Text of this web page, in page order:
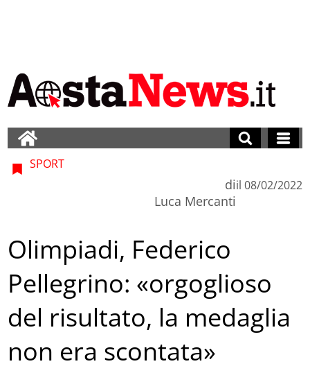
SPORT
di
Luca Mercanti
il 08/02/2022
Olimpiadi, Federico
Pellegrino: «orgoglioso
del risultato, la medaglia
non era scontata»